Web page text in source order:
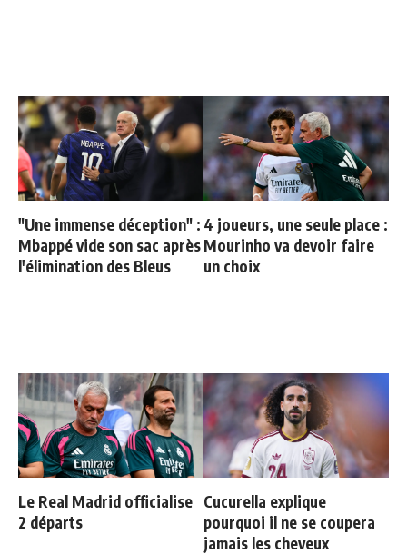
"Une immense déception" :
Mbappé vide son sac après
l'élimination des Bleus
4 joueurs, une seule place :
Mourinho va devoir faire
un choix
Le Real Madrid officialise
2 départs
Cucurella explique
pourquoi il ne se coupera
jamais les cheveux